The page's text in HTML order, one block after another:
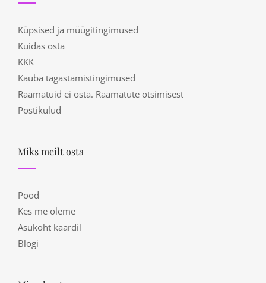
Küpsised ja müügitingimused
Kuidas osta
KKK
Kauba tagastamistingimused
Raamatuid ei osta. Raamatute otsimisest
Postikulud
Miks meilt osta
Pood
Kes me oleme
Asukoht kaardil
Blogi